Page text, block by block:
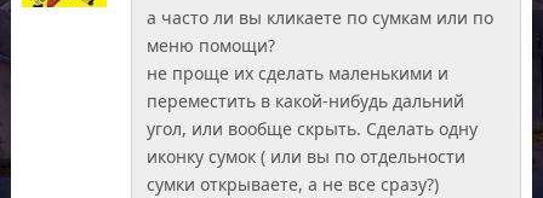
а часто ли вы кликаете по сумкам или по
меню помощи?
не проще их сделать маленькими и
переместить в какой-нибудь дальний
угол, или вообще скрыть. Сделать одну
иконку сумок ( или вы по отдельности
сумки открываете, а не все сразу?)